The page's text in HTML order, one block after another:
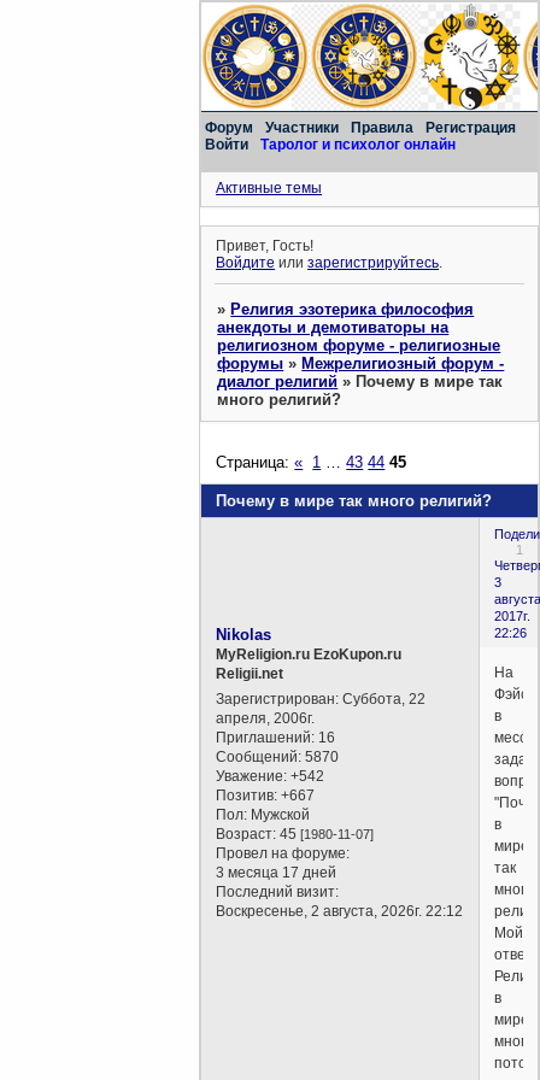
Форум Участники Правила
Регистрация
Войти
Таролог и психолог онлайн
Активные темы
Привет, Гость!
Войдите илизарегистрируйтесь.
»Религия эзотерика философия
анекдоты и демотиваторы на
религиозном форуме - религиозные
форумы »Межрелигиозный форум -
диалог религий »Почему в мире так
много религий?
Почему в мире так много религий?
Страница:« 1 43 44 45
1
3
2017г.
22:26
Nikolas
MyReligion.ru EzoKupon.ru
Religii.net
Зарегистрирован: Суббота, 22
апреля, 2006г.
Приглашений: 16
Сообщений: 5870
Уважение: +542
Позитив: +667
Пол: Мужской
Возраст: 45[1980-11-07]
Провел на форуме:
3 месяца 17 дней
Последний визит:
Воскресенье, 2 августа, 2026г. 22:12
На
в
в
мире
так
много
Мой
ответ.
в
мире
много